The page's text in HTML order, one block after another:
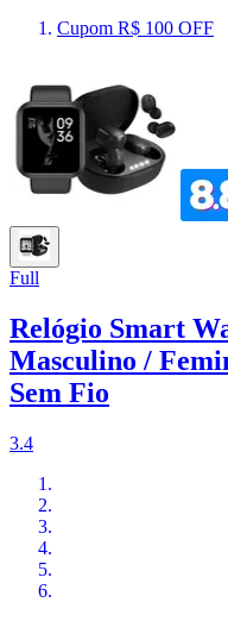
Cupom R$ 100 OFF
Full
Relógio Smart
Masculino /
Sem Fio
3.4